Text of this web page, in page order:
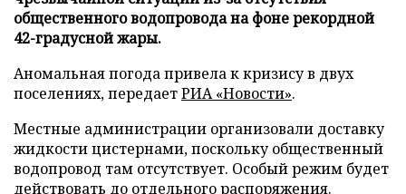
общественного водопровода на фоне рекордной
42-градусной жары.
Аномальная погода привела к кризису в двух
поселениях, передаетРИА «Новости».
Местные администрации организовали доставку
жидкости цистернами, поскольку общественный
водопровод там отсутствует. Особый режим будет
действовать до отдельного распоряжения.